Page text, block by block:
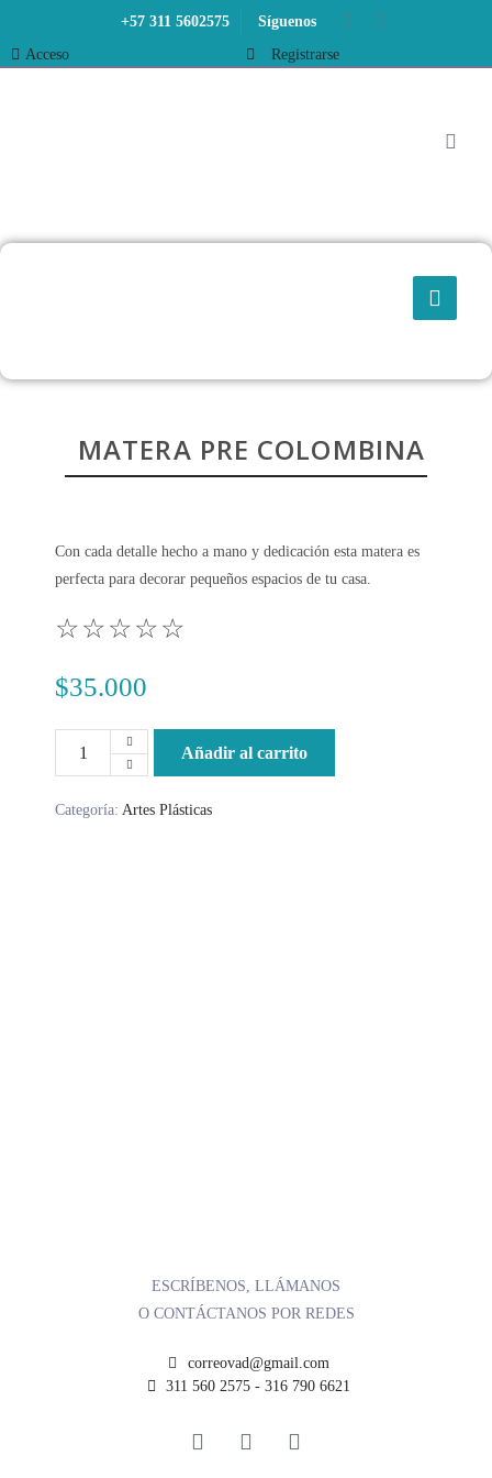
+57 311 5602575
Síguenos
Acceso
Registrarse
MATERA PRE COLOMBINA
Con cada detalle hecho a mano y dedicación esta matera es
perfecta para decorar pequeños espacios de tu casa.
☆ ☆ ☆ ☆ ☆
$35.000
Añadir al carrito
Categoría: Artes Plásticas
ESCRÍBENOS, LLÁMANOS
O CONTÁCTANOS POR REDES
correovad@gmail.com
311 560 2575 - 316 790 6621